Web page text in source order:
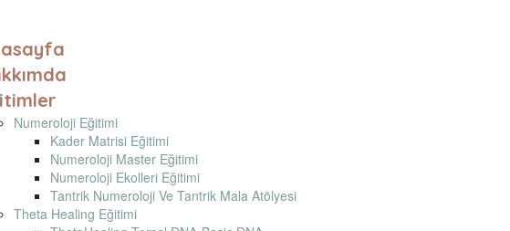
Numeroloji Eğitimi
Kader Matrisi Eğitimi
Numeroloji Master Eğitimi
Numeroloji Ekolleri Eğitimi
Tantrik Numeroloji Ve Tantrik Mala Atölyesi
Theta Healing Eğitimi